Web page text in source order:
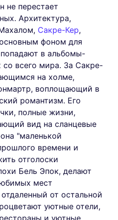
не перестает
Архитектура,
Сакре-Кер,
фоном для
в альбомы-
всего мира. За Сакре-
на холме,
воплощающий в
романтизм. Его
полные жизни,
вид на сланцевые
"маленькой
времени и
отголоски
Бель Эпок, делают
мест
от остальной
уютные отели,
и уютные